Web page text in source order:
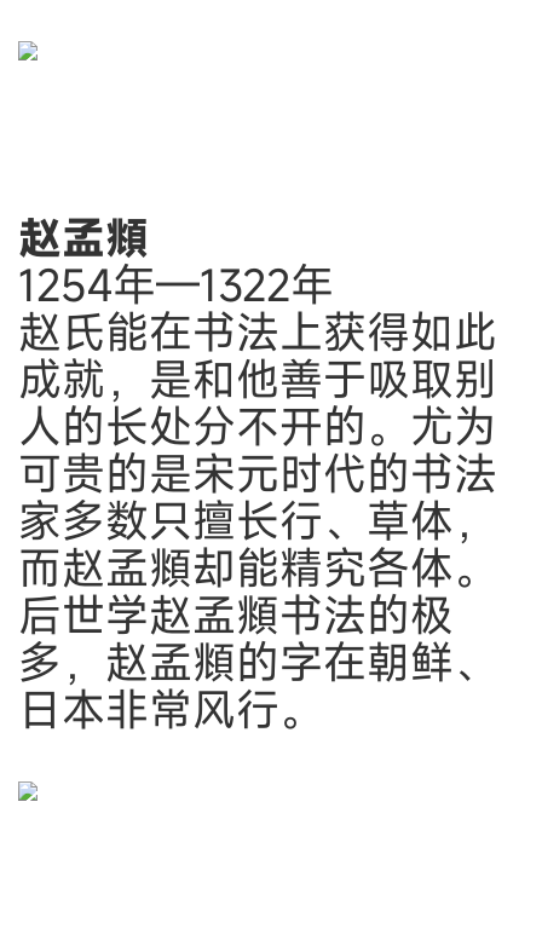
赵孟頫
1254年—1322年
赵氏能在书法上获得如此
成就，是和他善于吸取别
人的长处分不开的。尤为
可贵的是宋元时代的书法
家多数只擅长行、草体，
而赵孟頫却能精究各体。
后世学赵孟頫书法的极
多，赵孟頫的字在朝鲜、
日本非常风行。